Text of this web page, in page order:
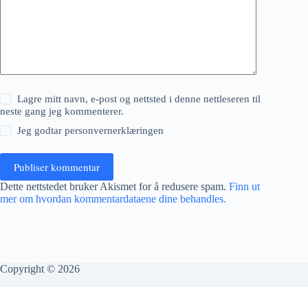
Lagre mitt navn, e-post og nettsted i denne nettleseren til
neste gang jeg kommenterer.
Jeg godtarpersonvernerklæringen
Publiser kommentar
Dette nettstedet bruker Akismet for å redusere spam. Finn ut
mer om hvordan kommentardataene dine behandles.
Copyright © 2026